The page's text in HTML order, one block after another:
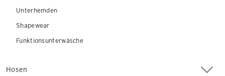
Unterhemden
Shapewear
Funktionsunterwäsche
Hosen